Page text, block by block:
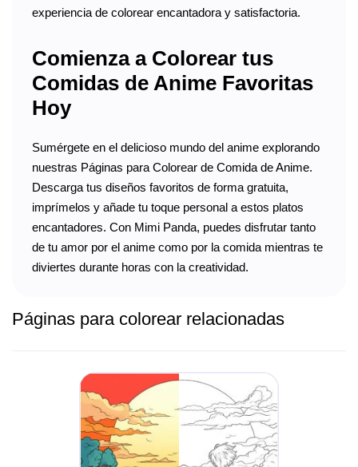
experiencia de colorear encantadora y satisfactoria.
Comienza a Colorear tus
Comidas de Anime Favoritas
Hoy
Sumérgete en el delicioso mundo del anime explorando
nuestras Páginas para Colorear de Comida de Anime.
Descarga tus diseños favoritos de forma gratuita,
imprímelos y añade tu toque personal a estos platos
encantadores. Con Mimi Panda, puedes disfrutar tanto
de tu amor por el anime como por la comida mientras te
diviertes durante horas con la creatividad.
Páginas para colorear relacionadas